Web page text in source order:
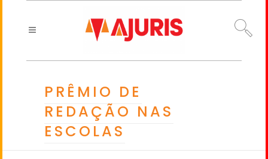
PRÊMIO DE
REDAÇÃO NAS
ESCOLAS